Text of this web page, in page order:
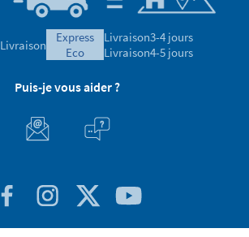
Livraison
express
eco
Livraison3-4 jours
Livraison4-5 jours
Puis-je vous aider ?